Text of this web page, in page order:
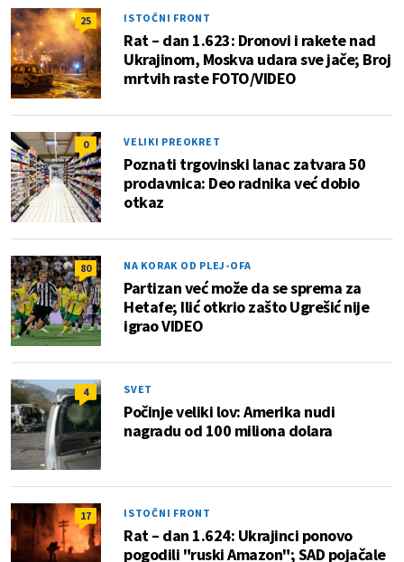
25 ISTOČNI FRONT
Rat – dan 1.623: Dronovi i rakete nad
Ukrajinom, Moskva udara sve jače; Broj
mrtvih raste FOTO/VIDEO
0 VELIKI PREOKRET
Poznati trgovinski lanac zatvara 50
prodavnica: Deo radnika već dobio
otkaz
80 NA KORAK OD PLEJ-OFA
Partizan već može da se sprema za
Hetafe; Ilić otkrio zašto Ugrešić nije
igrao VIDEO
4 SVET
Počinje veliki lov: Amerika nudi
nagradu od 100 miliona dolara
17 ISTOČNI FRONT
Rat – dan 1.624: Ukrajinci ponovo
pogodili "ruski Amazon"; SAD pojačale